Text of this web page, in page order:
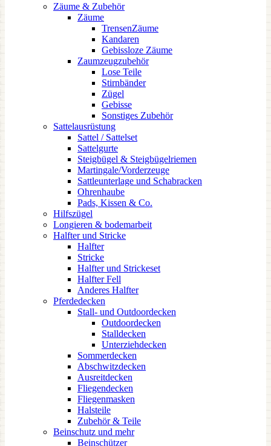
Zäume & Zubehör
Zäume
TrensenZäume
Kandaren
Gebissloze Zäume
Zaumzeugzubehör
Lose Teile
Stirnbänder
Zügel
Gebisse
Sonstiges Zubehör
Sattelausrüstung
Sattel / Sattelset
Sattelgurte
Steigbügel & Steigbügelriemen
Martingale/Vorderzeuge
Sattleunterlage und Schabracken
Ohrenhaube
Pads, Kissen & Co.
Hilfszügel
Longieren & bodemarbeit
Halfter und Stricke
Halfter
Stricke
Halfter und Strickeset
Halfter Fell
Anderes Halfter
Pferdedecken
Stall- und Outdoordecken
Outdoordecken
Stalldecken
Unterziehdecken
Sommerdecken
Abschwitzdecken
Ausreitdecken
Fliegendecken
Fliegenmasken
Halsteile
Zubehör & Teile
Beinschutz und mehr
Beinschützer